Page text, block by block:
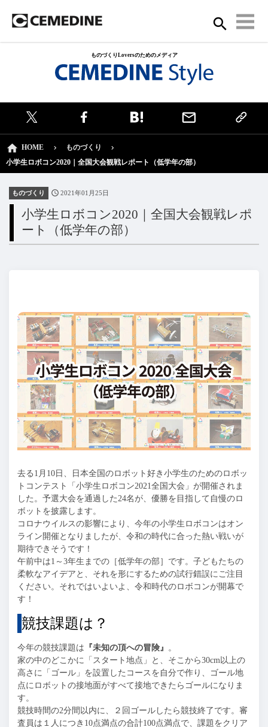
ものづくりLoversのためのメディア
HOME
ものづくり
小学生ロボコン2020｜全国大会観戦レポート（低学年の部）
ものづくり 2021年01月25日
小学生ロボコン2020｜全国大会観戦レポ
ート（低学年の部）
去る1月10日、日本全国のロボット好き小学生のためのロボッ
トコンテスト「小学生ロボコン2021全国大会」が開催されま
した。予選大会を通過した24名が、優勝を目指して自慢のロ
ボットを披露します。
コロナウイルスの影響により、今年の小学生ロボコンはオン
ライン開催となりましたが、令和の時代に合った熱い戦いが
期待できそうです！
午前中は1～3年生までの［低学年の部］です。子どもたちの
柔軟なアイデアと、それを形にするための試行錯誤にご注目
ください。それではいよいよ、令和時代のロボコンが開幕で
す！
競技課題は？
今年の競技課題は 『未知の頂への冒険』 。
家の中のどこかに「スタート地点」と、そこから30cm以上の
高さに「ゴール」を設置したコースを自分で作り、ゴール地
点にロボットの接地面がすべて接地できたらゴールになりま
す。
競技時間の2分間以内に、２回ゴールしたら競技終了です。審
査員は１人につき10点満点の合計100点満点で、課題をクリア